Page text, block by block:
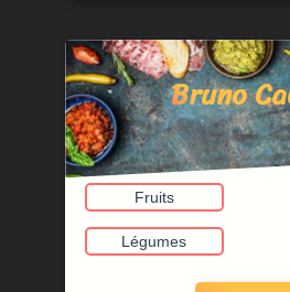
Bruno
Fruits
Légumes